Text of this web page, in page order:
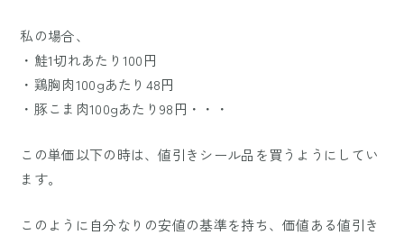
私の場合、
・鮭1切れあたり100円
・鶏胸肉100gあたり48円
・豚こま肉100gあたり98円・・・
この単価以下の時は、値引きシール品を買うようにしてい
ます。
このように自分なりの安値の基準を持ち、価値ある値引き